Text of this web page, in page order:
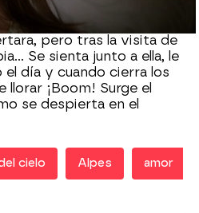
en coma tras otro
cerebral y sin
pero tras la visita de
Se sienta junto a ella, le
día y cuando cierra los
¡Boom! Surge el
se despierta en el
cielo Alpes amor